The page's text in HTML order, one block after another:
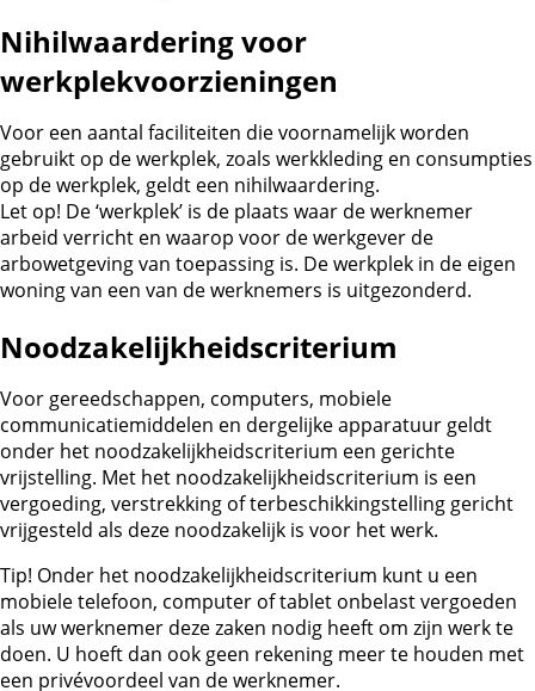
Nihilwaardering voor
werkplekvoorzieningen
Voor een aantal faciliteiten die voornamelijk worden
gebruikt op de werkplek, zoals werkkleding en consumpties
op de werkplek, geldt een nihilwaardering.
Let op! De ‘werkplek’ is de plaats waar de werknemer
arbeid verricht en waarop voor de werkgever de
arbowetgeving van toepassing is. De werkplek in de eigen
woning van een van de werknemers is uitgezonderd.
Noodzakelijkheidscriterium
Voor gereedschappen, computers, mobiele
communicatiemiddelen en dergelijke apparatuur geldt
onder het noodzakelijkheidscriterium een gerichte
vrijstelling. Met het noodzakelijkheidscriterium is een
vergoeding, verstrekking of terbeschikkingstelling gericht
vrijgesteld als deze noodzakelijk is voor het werk.
Tip! Onder het noodzakelijkheidscriterium kunt u een
mobiele telefoon, computer of tablet onbelast vergoeden
als uw werknemer deze zaken nodig heeft om zijn werk te
doen. U hoeft dan ook geen rekening meer te houden met
een privévoordeel van de werknemer.